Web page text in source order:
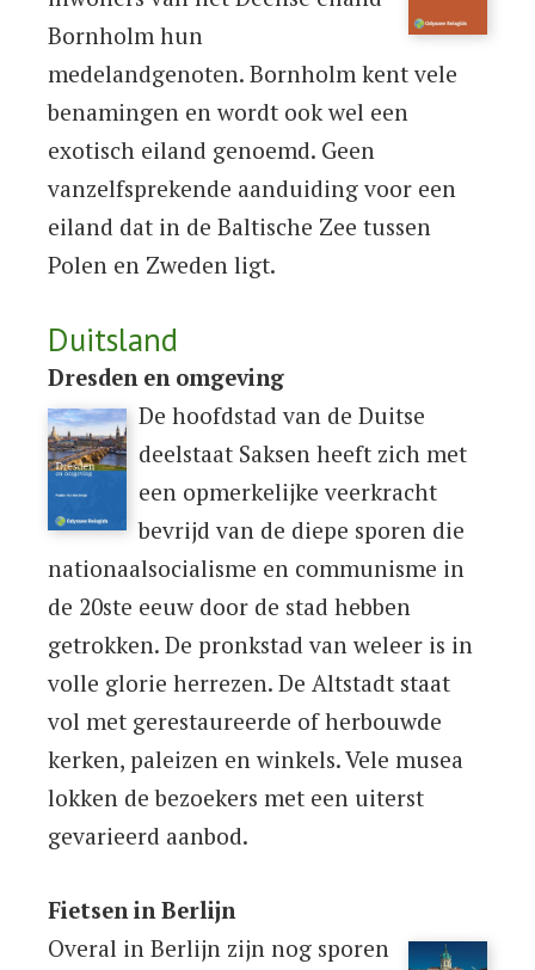
Bornholm hun
medelandgenoten. Bornholm kent vele
benamingen en wordt ook wel een
exotisch eiland genoemd. Geen
vanzelfsprekende aanduiding voor een
eiland dat in de Baltische Zee tussen
Polen en Zweden ligt.
Duitsland
Dresden en omgeving
De hoofdstad van de Duitse
deelstaat Saksen heeft zich met
een opmerkelijke veerkracht
bevrijd van de diepe sporen die
nationaalsocialisme en communisme in
de 20ste eeuw door de stad hebben
getrokken. De pronkstad van weleer is in
volle glorie herrezen. De Altstadt staat
vol met gerestaureerde of herbouwde
kerken, paleizen en winkels. Vele musea
lokken de bezoekers met een uiterst
gevarieerd aanbod.
Fietsen in Berlijn
Overal in Berlijn zijn nog sporen